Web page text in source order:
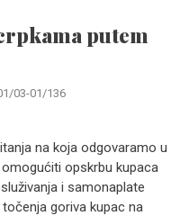
putem
03-01/136
na koja odgovaramo u
opskrbu kupaca
i samonaplate
goriva kupac na